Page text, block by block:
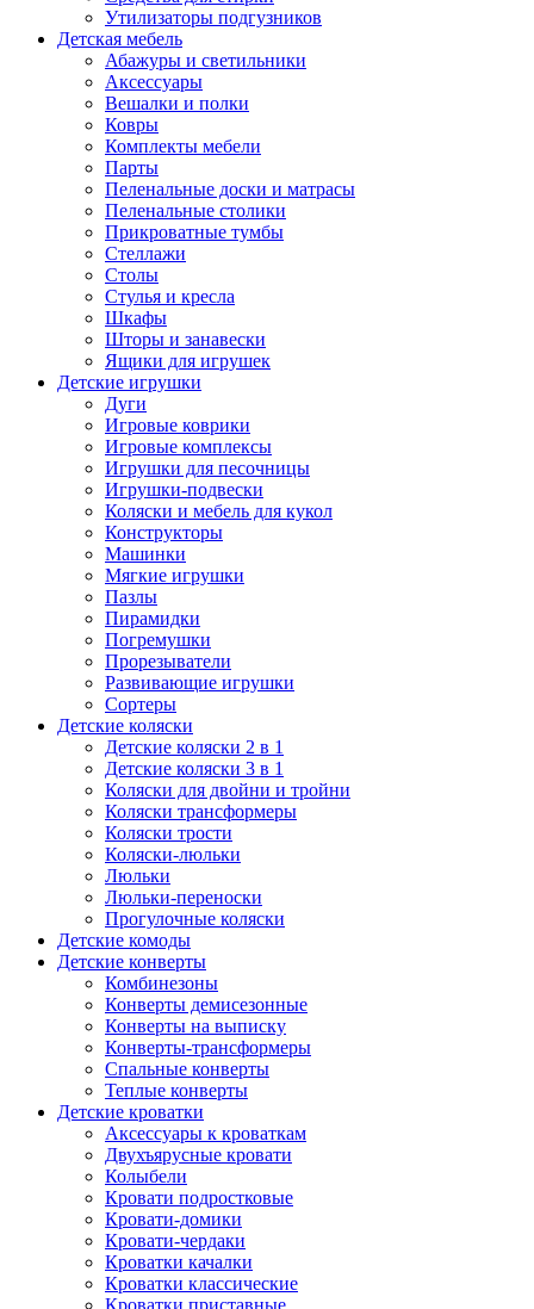
Утилизаторы подгузников
Детская мебель
Абажуры и светильники
Аксессуары
Вешалки и полки
Ковры
Комплекты мебели
Парты
Пеленальные доски и матрасы
Пеленальные столики
Прикроватные тумбы
Стеллажи
Столы
Стулья и кресла
Шкафы
Шторы и занавески
Ящики для игрушек
Детские игрушки
Дуги
Игровые коврики
Игровые комплексы
Игрушки для песочницы
Игрушки-подвески
Коляски и мебель для кукол
Конструкторы
Машинки
Мягкие игрушки
Пазлы
Пирамидки
Погремушки
Прорезыватели
Развивающие игрушки
Сортеры
Детские коляски
Детские коляски 2 в 1
Детские коляски 3 в 1
Коляски для двойни и тройни
Коляски трансформеры
Коляски трости
Коляски-люльки
Люльки
Люльки-переноски
Прогулочные коляски
Детские комоды
Детские конверты
Комбинезоны
Конверты демисезонные
Конверты на выписку
Конверты-трансформеры
Спальные конверты
Теплые конверты
Детские кроватки
Аксессуары к кроваткам
Двухъярусные кровати
Колыбели
Кровати подростковые
Кровати-домики
Кровати-чердаки
Кроватки качалки
Кроватки классические
Кроватки приставные